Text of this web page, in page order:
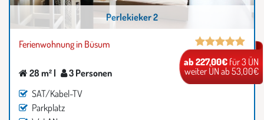
Perlekieker 2
Ferienwohnung in Büsum
28 m² |
3 Personen
SAT/Kabel-TV
Parkplatz
ab 227,00€ für 3 ÜN
weiter ÜN ab 53,00€